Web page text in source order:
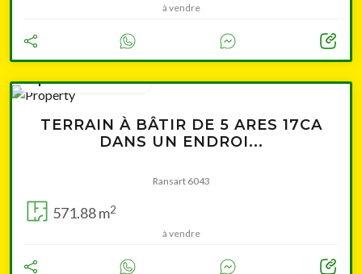
à vendre
à partir de 78 500 €
TERRAIN À BÂTIR DE 5 ARES 17CA
DANS UN ENDROI...
Ransart 6043
571.88 m2
à vendre